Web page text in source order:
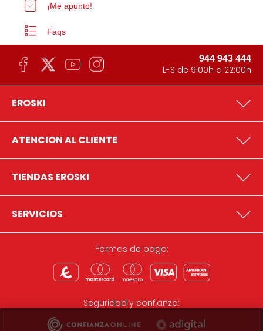
¡Me apunto!
Faqs
944 943 444
L-S de 9:00h a 22:00h
EROSKI
ATENCION AL CLIENTE
TIENDAS EROSKI
SERVICIOS
Formas de pago:
Seguridad y confianza: